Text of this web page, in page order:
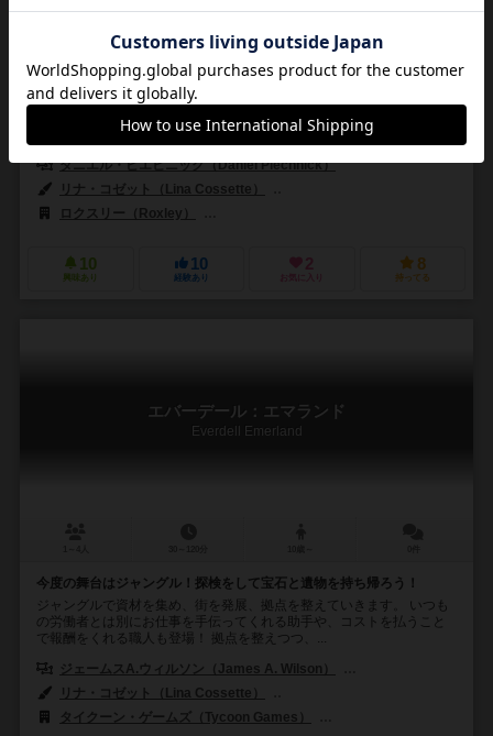
20～40分 14歳～
KickStarter発、ポストアポカリプスのヒャッハー世界を舞台に、水を
リソースにして相手の基地を潰す殴り合い。
水をリソースにしてカードを出し、能力を使って殴り合うTCGライク
の対戦ゲーム。
ダニエル・ピエヒニック（Daniel Piechnick）
リナ・コゼット（Lina Cossette）
ロクスリー（Roxley）
10
興味あり
10
経験あり
2
お気に入り
8
持ってる
エバーデール：エマランド
Everdell Emerland
今度の舞台はジャングル！探検をして宝石と遺物を持ち帰ろう！
ジャングルで資材を集め、街を発展、拠点を整えていきます。 いつも
の労働者とは別にお仕事を手伝ってくれる助手や、コストを払うこと
で報酬をくれる職人も登場！ 拠点を整えつつ、...
ジェームスA.ウィルソン（James A. Wilson）
リナ・コゼット（Lina Cossette）
タイクーン・ゲームズ（Tycoon Games）